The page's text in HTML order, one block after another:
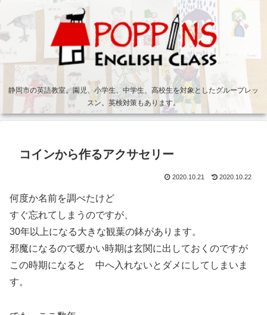
静岡市の英語教室。園児、小学生、中学生、高校生を対象としたグループレッ
スン。英検対策もあります。
コインから作るアクサセリー
2020.10.21 2020.10.22
何度か名前を調べたけど
すぐ忘れてしまうのですが、
30年以上になる大きな観葉の鉢があります。
邪魔になるので暖かい時期は玄関に出しておくのですが
この時期になると 中へ入れないとダメにしてしまいま
す。